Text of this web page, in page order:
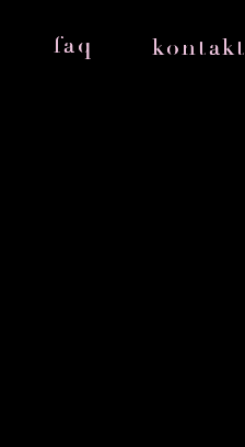
faq kontakt